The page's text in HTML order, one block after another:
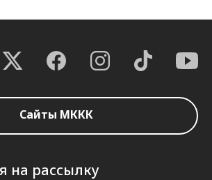
Сайты МККК
на рассылку